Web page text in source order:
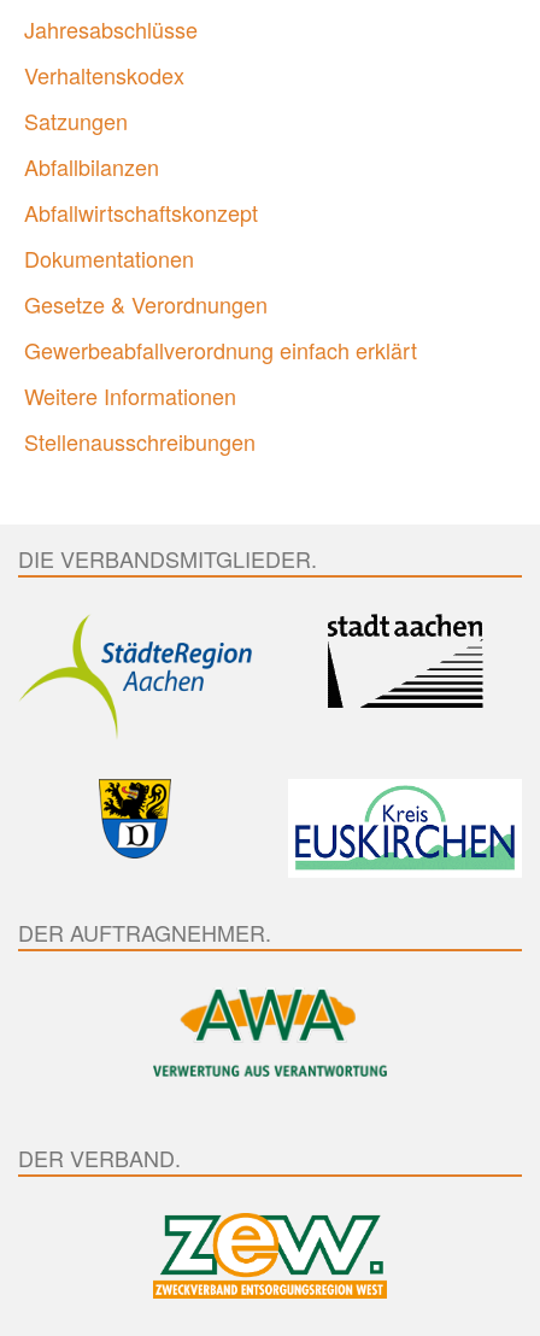
Jahresabschlüsse
Verhaltenskodex
Satzungen
Abfallbilanzen
Abfallwirtschaftskonzept
Dokumentationen
Gesetze & Verordnungen
Gewerbeabfallverordnung einfach erklärt
Weitere Informationen
Stellenausschreibungen
DIE VERBANDSMITGLIEDER.
DER AUFTRAGNEHMER.
DER VERBAND.